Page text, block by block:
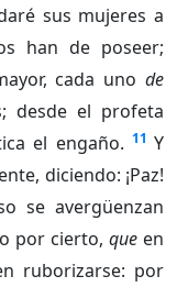
sus mujeres a
han de poseer;
cada uno de
desde el profeta
el engaño. 11 Y
diciendo: ¡Paz!
se avergüenzan
por cierto, que en
ruborizarse: por